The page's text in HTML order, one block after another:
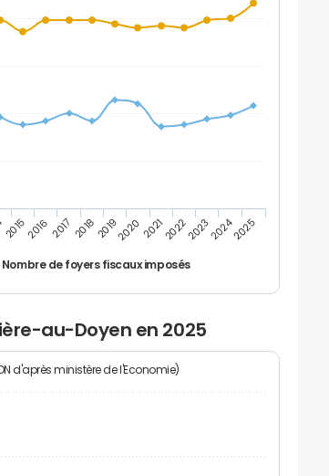
Nombre de foyers fiscaux imposés
20152016 2017 20182019202020212022202320242025
au-Doyen en 2025
d'après ministère de l'Economie)